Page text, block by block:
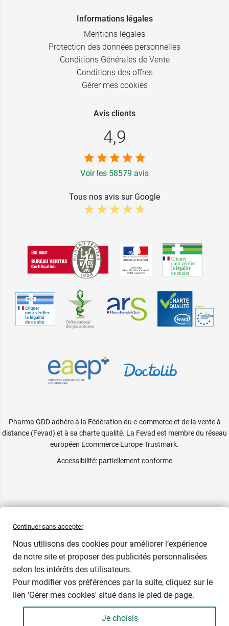
Informations légales
Mentions légales
Protection des données personnelles
Conditions Générales de Vente
Conditions des offres
Gérer mes cookies
Avis clients
4,9
Voir les 58579 avis
Tous nos avis sur Google
Pharma GDD adhère à la Fédération du e-commerce et de la vente à
distance (Fevad) et à sa charte qualité. La Fevad est membre du réseau
européen Ecommerce Europe Trustmark.
Accessibilité: partiellement conforme
Continuer sans accepter
Nous utilisons des cookies pour améliorer l’expérience
de notre site et proposer des publicités personnalisées
selon les intérêts des utilisateurs.
Pour modifier vos préférences par la suite, cliquez sur le
lien 'Gérer mes cookies' situé dans le pied de page.
Je choisis